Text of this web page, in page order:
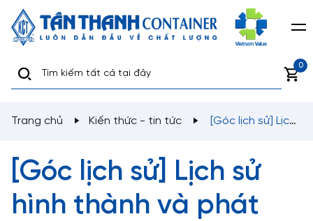
0
Trang chủ Kiến thức - tin tức
đáng nhớ (Phần 2)
[Góc lịch sử] Lịch sử
hình thành và phát